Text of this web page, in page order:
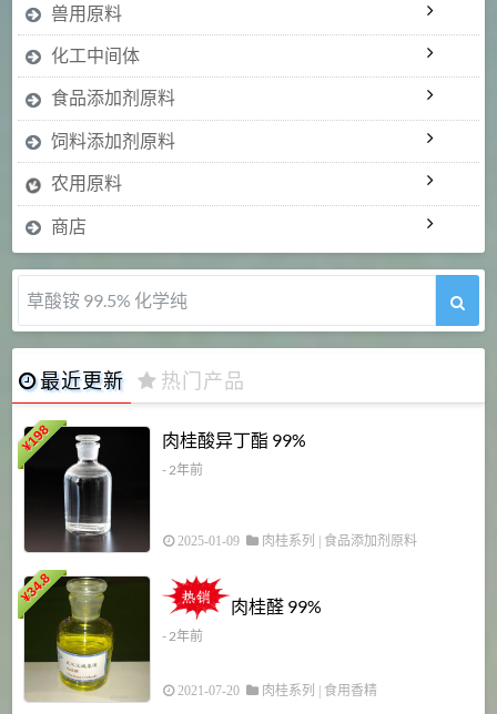
兽用原料
化工中间体
食品添加剂原料
饲料添加剂原料
农用原料
商店
5-甲氧基吲哚 98%
最近更新 热门产品
¥
198 肉桂酸异丁酯 99%
- 2年前
2025-01-09 肉桂系列 食品添加剂原料
¥
34.8
肉桂醛 99%
- 2年前
2021-07-20 肉桂系列 食用香精